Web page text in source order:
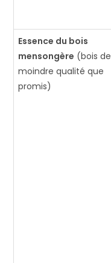
Essence du bois
mensongère (bois de
moindre qualité que
promis)